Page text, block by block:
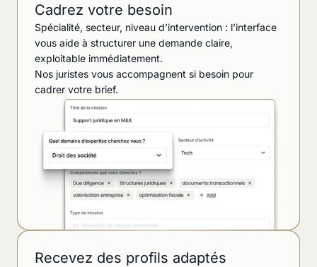
Cadrez votre besoin
Spécialité, secteur, niveau d’intervention : l’interface
vous aide à structurer une demande claire,
exploitable immédiatement.
Nos juristes vous accompagnent si besoin pour
cadrer votre brief.
Recevez des profils adaptés